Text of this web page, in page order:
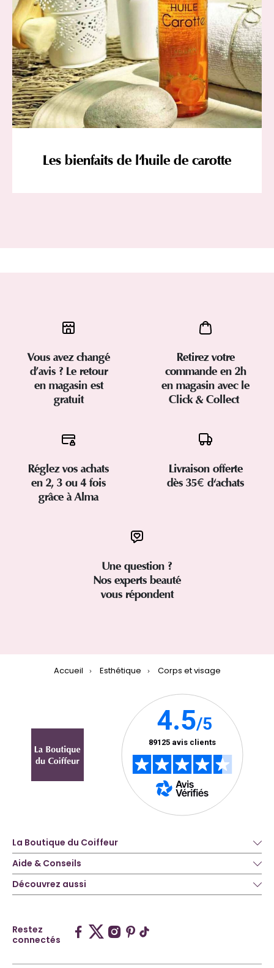
Les bienfaits de l'huile de carotte
Vous avez changé
d’avis ? Le retour
en magasin est
gratuit
Retirez votre
commande en 2h
en magasin avec le
Click & Collect
Réglez vos achats
en 2, 3 ou 4 fois
grâce à Alma
Livraison offerte
dès 35€ d'achats
Une question ?
Nos experts beauté
vous répondent
Accueil Esthétique Corps et visage
La Boutique du Coiffeur
Aide & Conseils
Découvrez aussi
Restez
connectés